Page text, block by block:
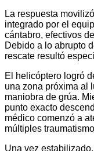
La respuesta
integrado por el
cántabro, efectivos
Debido a lo abrupto
rescate resultó
El helicóptero logró
una zona próxima al
maniobra de grúa.
punto exacto
médico comenzó a
múltiples
Una vez